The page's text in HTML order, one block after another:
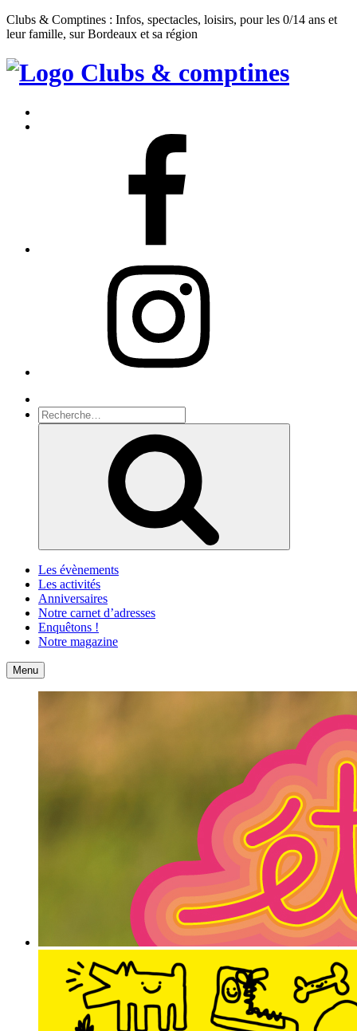
Clubs & Comptines : Infos, spectacles, loisirs, pour les 0/14 ans et
leur famille, sur Bordeaux et sa région
Clubs
Comptines
Recherche
pour
Les évènements
Les activités
Anniversaires
Notre carnet d’adresses
Enquêtons !
Notre magazine
Accueil
Menu Contact